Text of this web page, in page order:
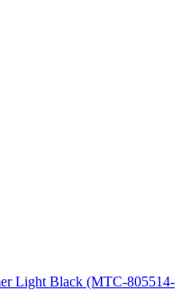
Light Black (MTC-805514-